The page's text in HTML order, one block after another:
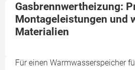
Gasbrennwertheizung:
Montageleistungen und
Materialien
Für einen Warmwasserspeicher